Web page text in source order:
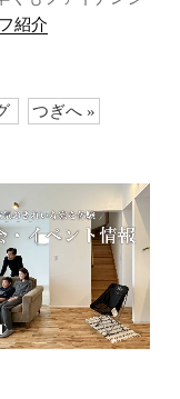
紹介
つぎへ »